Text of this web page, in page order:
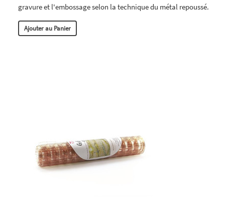
gravure et l'embossage selon la technique du métal repoussé.
Ajouter au Panier